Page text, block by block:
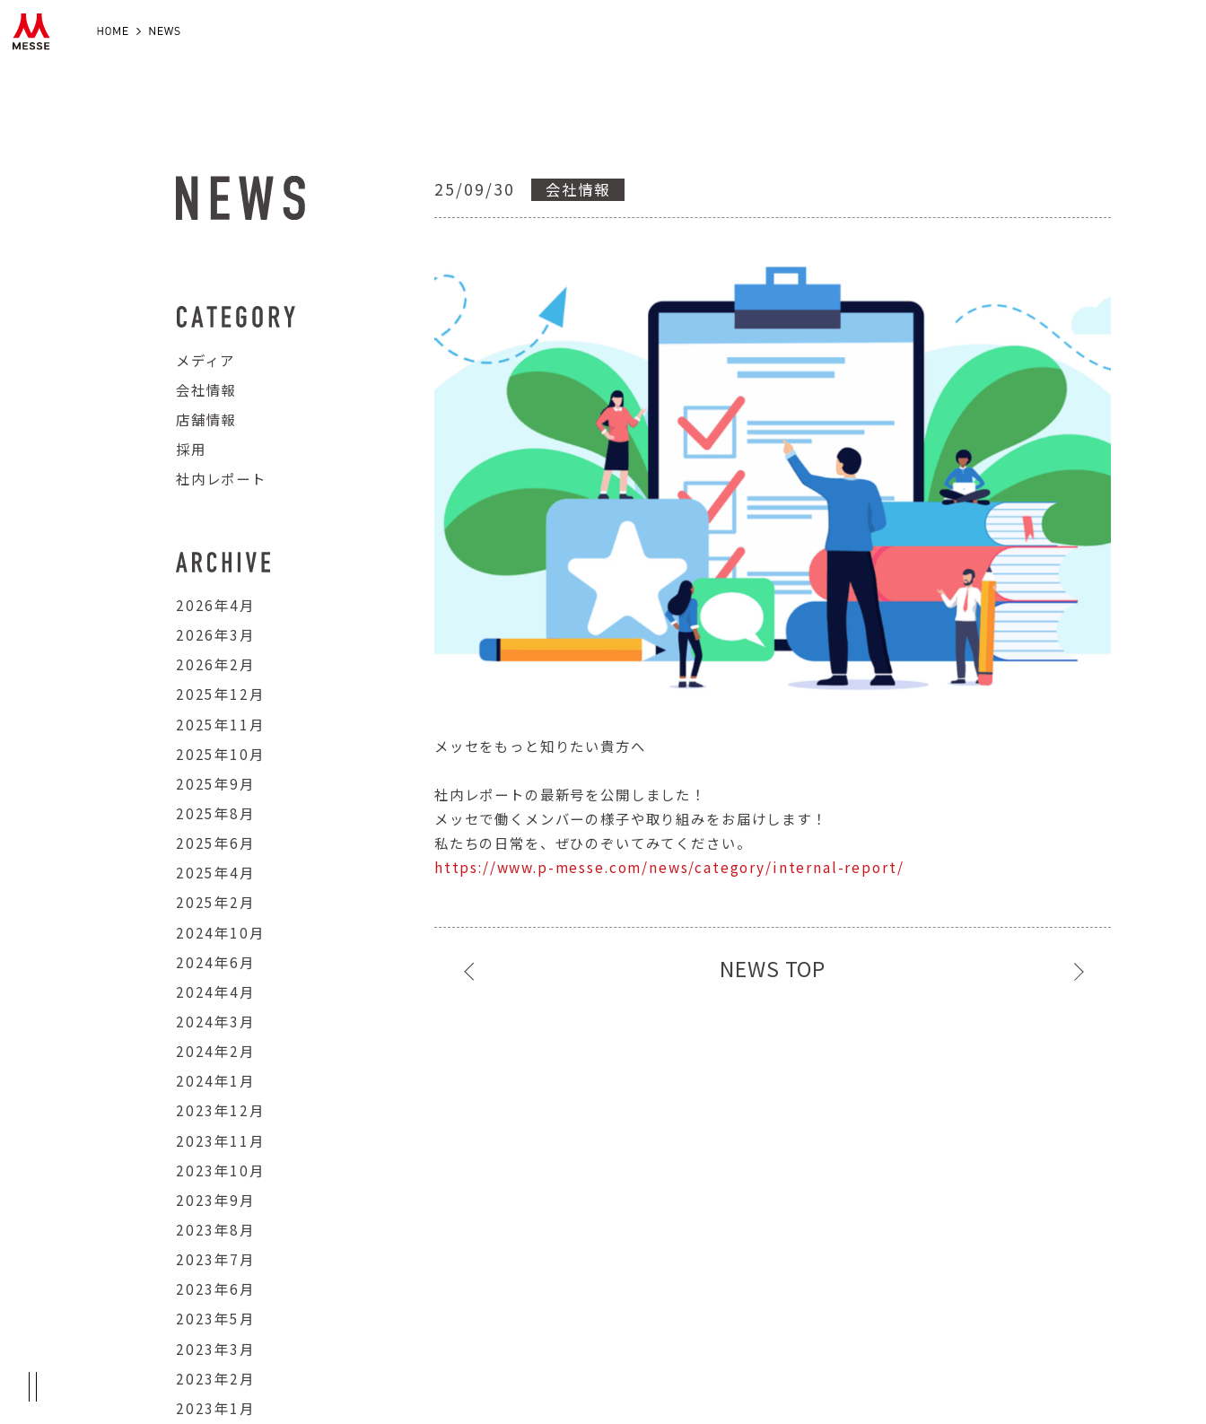
HOME NEWS
メディア
会社情報
店舗情報
採用
社内レポート
2026年4月
2026年3月
2026年2月
2025年12月
2025年11月
2025年10月
2025年9月
2025年8月
2025年6月
2025年4月
2025年2月
2024年10月
2024年6月
2024年4月
2024年3月
2024年2月
2024年1月
2023年12月
2023年11月
2023年10月
2023年9月
2023年8月
2023年7月
2023年6月
2023年5月
2023年3月
2023年2月
2023年1月
25/09/30 会社情報
メッセをもっと知りたい貴方へ
社内レポートの最新号を公開しました！
メッセで働くメンバーの様子や取り組みをお届けします！
私たちの日常を、ぜひのぞいてみてください。
https://www.p-messe.com/news/category/internal-report/
NEWS TOP